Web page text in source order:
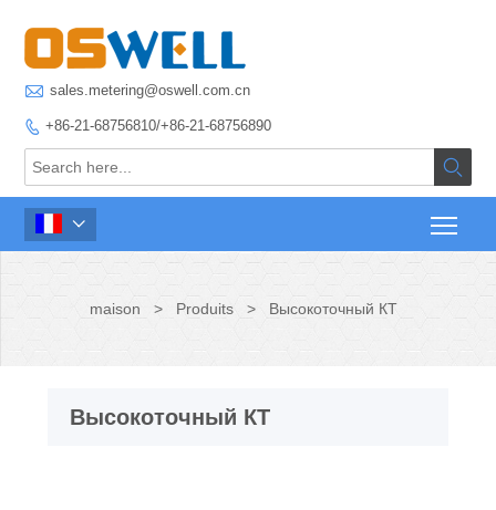
 sales.metering@oswell.com.cn
 +86-21-68756810/+86-21-68756890


maison > Produits > Высокоточный КТ
Высокоточный КТ